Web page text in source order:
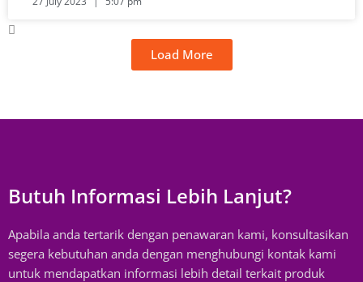
Load More
Butuh Informasi Lebih Lanjut?
Apabila anda tertarik dengan penawaran kami, konsultasikan
segera kebutuhan anda dengan menghubungi kontak kami
untuk mendapatkan informasi lebih detail terkait produk